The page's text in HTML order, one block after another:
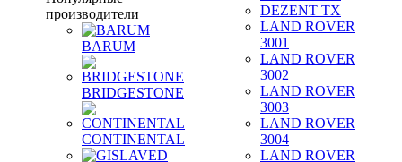
производители
BARUM
BRIDGESTONE
CONTINENTAL
DEZENT TX
LAND ROVER
3001
LAND ROVER
3002
LAND ROVER
3003
LAND ROVER
3004
LAND ROVER